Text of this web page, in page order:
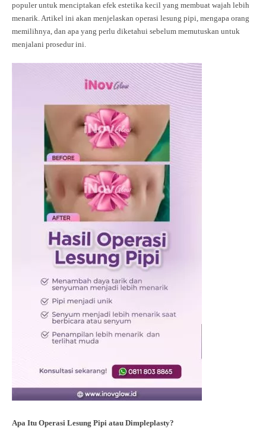
populer untuk menciptakan efek estetika kecil yang membuat wajah lebih
menarik. Artikel ini akan menjelaskan operasi lesung pipi, mengapa orang
memilihnya, dan apa yang perlu diketahui sebelum memutuskan untuk
menjalani prosedur ini.
Apa Itu Operasi Lesung Pipi atau Dimpleplasty?